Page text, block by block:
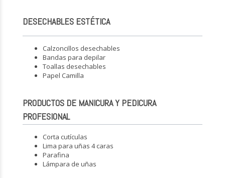
DESECHABLES ESTÉTICA
Calzoncillos desechables
Bandas para depilar
Toallas desechables
Papel Camilla
PRODUCTOS DE MANICURA Y PEDICURA
PROFESIONAL
Corta cutículas
Lima para uñas 4 caras
Parafina
Lámpara de uñas